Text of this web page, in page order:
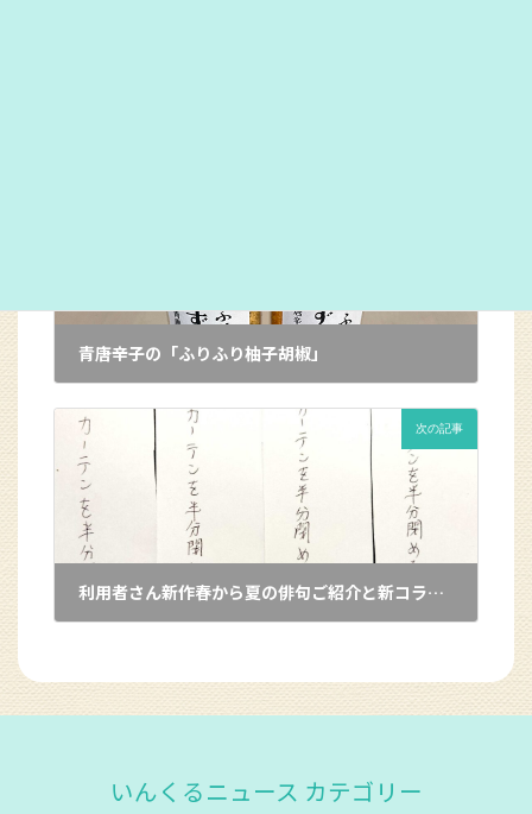
青唐辛子の「ふりふり柚子胡椒」
次の記事
利用者さん新作春から夏の俳句ご紹介と新コラムのお知らせ
いんくるニュース カテゴリー